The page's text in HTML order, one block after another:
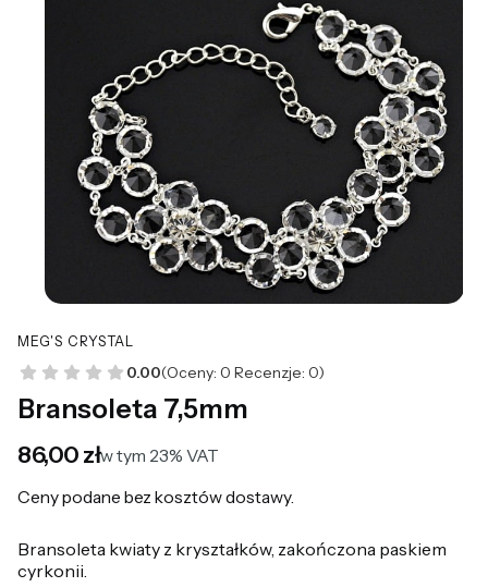
MEG'S CRYSTAL
0.00(Oceny: 0 Recenzje: 0)
Bransoleta 7,5mm
Cena
86,00 złw tym 23% VAT
w tym 23% VAT
Ceny podane bez kosztów dostawy.
Bransoleta kwiaty z kryształków, zakończona paskiem
cyrkonii.